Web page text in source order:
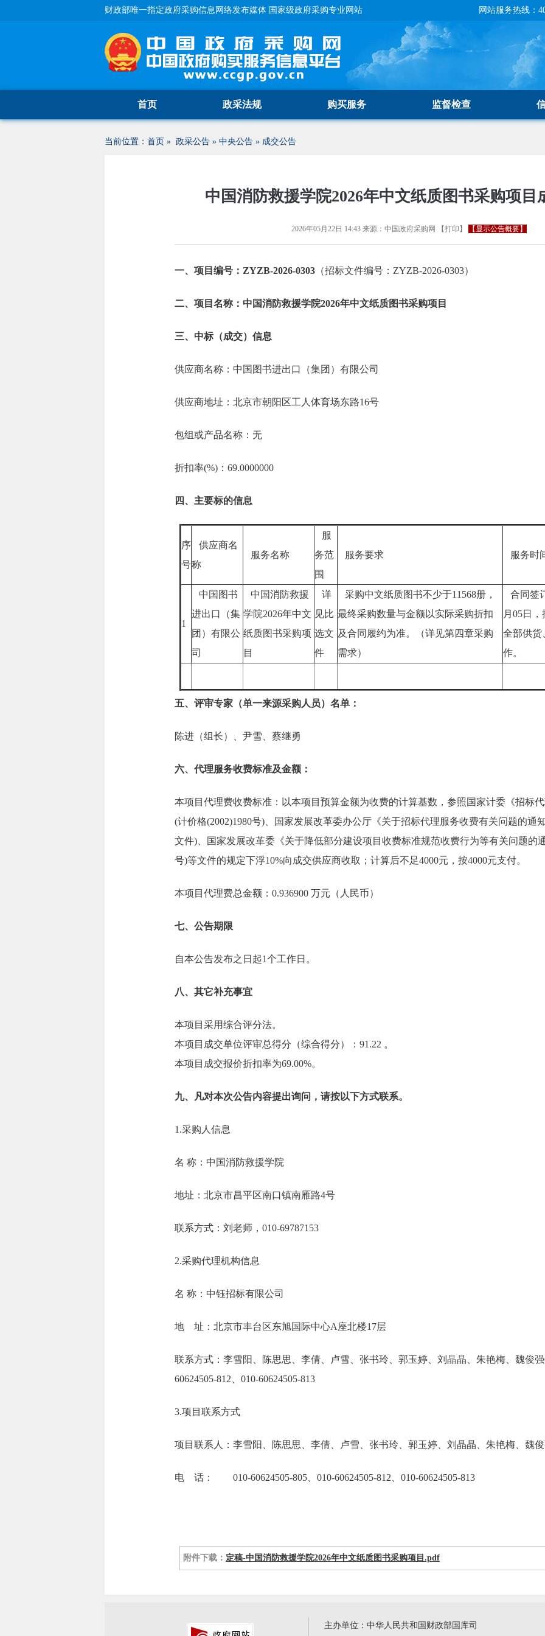
财政部唯一指定政府采购信息网络发布媒体 国家级政府采购专业网站 网站服务热线：
首页 政采法规 购买服务 监督检查
当前位置： 首页 » 政采公告 » 中央公告 » 成交公告
中国消防救援学院2026年中文纸质图书采购项目
2026年05月22日 14:43来源： 中国政府采购网 【打印 】 【显示公告概要】
一、项目编号：ZYZB-2026-0303 （招标文件编号：ZYZB-2026-0303）
二、项目名称：中国消防救援学院2026年中文纸质图书采购项目
三、中标（成交）信息
供应商名称：中国图书进出口（集团）有限公司
供应商地址：北京市朝阳区工人体育场东路16号
包组或产品名称：无
折扣率(%)：69.0000000
四、主要标的信息
序
号
供应商名
称
服务名称
服
务范
围
服务要求 服务时
1
中国图书
进出口（集
团）有限公
司
中国消防救援
学院2026年中文
纸质图书采购项
目
详
见比
选文
件
采购中文纸质图书不少于11568册，
最终采购数量与金额以实际采购折扣
及合同履约为准。（详见第四章采购
需求）
合同签
月05日
全部供货
作。
五、评审专家（单一来源采购人员）名单：
陈进（组长）、尹雪、蔡继勇
六、代理服务收费标准及金额：
本项目代理费收费标准：以本项目预算金额为收费的计算基数，参照国家计委《招标
(计价格(2002)1980号)、国家发展改革委办公厅《关于招标代理服务收费有关问题的通
文件)、国家发展改革委《关于降低部分建设项目收费标准规范收费行为等有关问题的
号)等文件的规定下浮10%向成交供应商收取；计算后不足4000元，按4000元支付。
本项目代理费总金额：0.936900 万元（人民币）
七、公告期限
自本公告发布之日起1个工作日。
八、其它补充事宜
本项目采用综合评分法。
本项目成交单位评审总得分（综合得分）：91.22 。
本项目成交报价折扣率为69.00%。
九、凡对本次公告内容提出询问，请按以下方式联系。
1.采购人信息
名 称：中国消防救援学院
地址：北京市昌平区南口镇南雁路4号
联系方式：刘老师，010-69787153
2.采购代理机构信息
名 称：中钰招标有限公司
地 址：北京市丰台区东旭国际中心A座北楼17层
联系方式：李雪阳、陈思思、李倩、卢雪、张书玲、郭玉婷、刘晶晶、朱艳梅、魏俊强
60624505-812、010-60624505-813
3.项目联系方式
项目联系人：李雪阳、陈思思、李倩、卢雪、张书玲、郭玉婷、刘晶晶、朱艳梅、魏
电 话： 010-60624505-805、010-60624505-812、010-60624505-813
附件下载： 定稿-中国消防救援学院2026年中文纸质图书采购项目.pdf
主办单位：中华人民共和国财政部国库司